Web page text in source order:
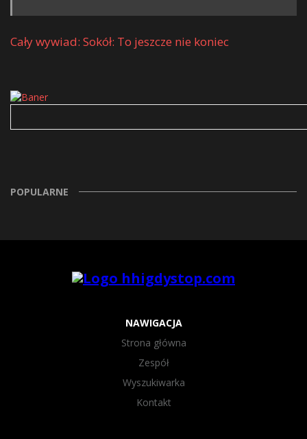
Cały wywiad: Sokół: To jeszcze nie koniec
POPULARNE
NAWIGACJA
Strona główna
Zespół
Wyszukiwarka
Kontakt